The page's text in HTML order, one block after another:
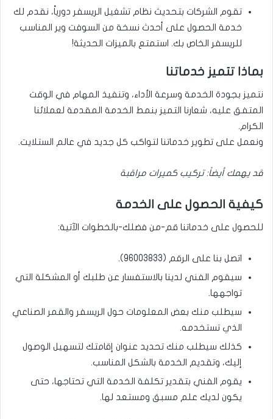
تقوم الشركات بتحديث نظام تشغيل الريسفر دورياً، نقدم لك
خدمة الحصول على أحدث نسخة من السوفت وير المناسب
للريسفر الخاص بك. استمتع بالميزات الحديثة!
بماذا تتميز خدماتنا
نتميز بجودة الخدمة وسرعة الأداء، وتنفيذ المهام في الوقت
المتفق عليه، شعارنا التميز بنمط الخدمة المقدمة لعملائنا
الكرام.
ونعمل على تطوير خدماتنا لتواكب كل جديد في عالم الستلايت.
قد يهمك أيضاً:تركيب كميرات مراقبة
كيفية الحصول على الخدمة
للحصول على خدماتنا قم-من فضلك-بالخطوات الآتية:
اتصل بنا على الرقم (96003833
).
سيقوم الفني لدينا بالاستفسار عن طلبك أو المشكلة التي
تواجهها.
سيطلب منك بعض المعلومات حول الريسفر والقمر الصناعي
الذي تستخدمه.
كذلك سيطلب منك تحديد عنوان إقامتك لتسهيل الوصول
إليك، وتقديم الخدمة بالشكل المناسب.
يقوم الفني بتقدير تكلفة الخدمة التي تحتاجها، حتى
يكون لديك علم مسبق ومستعد لها.